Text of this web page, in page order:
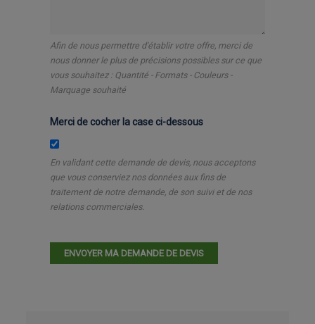
Afin de nous permettre d'établir votre offre, merci de
nous donner le plus de précisions possibles sur ce que
vous souhaitez : Quantité - Formats - Couleurs -
Marquage souhaité
Merci de cocher la case ci-dessous
En validant cette demande de devis, nous acceptons
que vous conserviez nos données aux fins de
traitement de notre demande, de son suivi et de nos
relations commerciales.